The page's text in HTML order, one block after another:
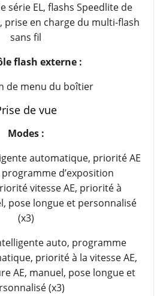
série EL, flashs Speedlite de
prise en charge du multi-flash
sans fil
flash externe :
de menu du boîtier
de vue
Modes :
automatique, priorité AE
d’exposition
vitesse AE, priorité à
pose longue et personnalisé
(x3)
auto, programme
priorité à la vitesse AE,
AE, manuel, pose longue et
(x3)